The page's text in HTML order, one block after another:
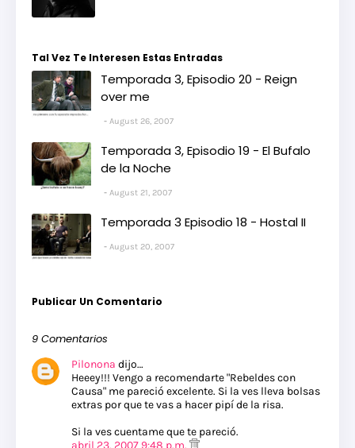
Tal Vez Te Interesen Estas Entradas
Temporada 3, Episodio 20 - Reign
over me
August 26, 2007
Temporada 3, Episodio 19 - El Bufalo
de la Noche
August 21, 2007
Temporada 3 Episodio 18 - Hostal II
August 20, 2007
Publicar Un Comentario
9 Comentarios
Pilonona dijo…
Heeey!!! Vengo a recomendarte "Rebeldes con
Causa" me pareció excelente. Si la ves lleva bolsas
extras por que te vas a hacer pipí de la risa.
Si la ves cuentame que te pareció.